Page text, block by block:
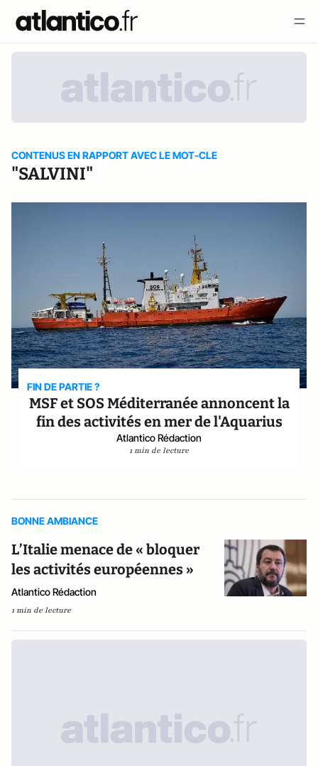
CONTENUS EN RAPPORT AVEC LE MOT-CLE
"SALVINI"
FIN DE PARTIE ?
MSF et SOS Méditerranée annoncent la
fin des activités en mer de l'Aquarius
Atlantico Rédaction
1 min de lecture
BONNE AMBIANCE
L’Italie menace de « bloquer
les activités européennes »
Atlantico Rédaction
1 min de lecture